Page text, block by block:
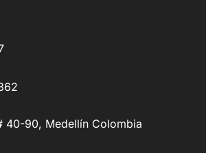
40-90, Medellín Colombia